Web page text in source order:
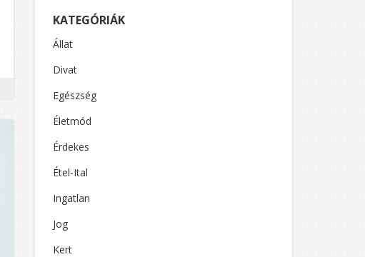
KATEGÓRIÁK
Állat
Divat
Egészség
Életmód
Érdekes
Étel-Ital
Ingatlan
Jog
Kert